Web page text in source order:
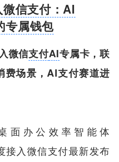
信支付：AI
专属钱包
微信支付AI专属卡，联
费场景，AI支付赛道进
面办公效率智能体
接入微信支付最新发布